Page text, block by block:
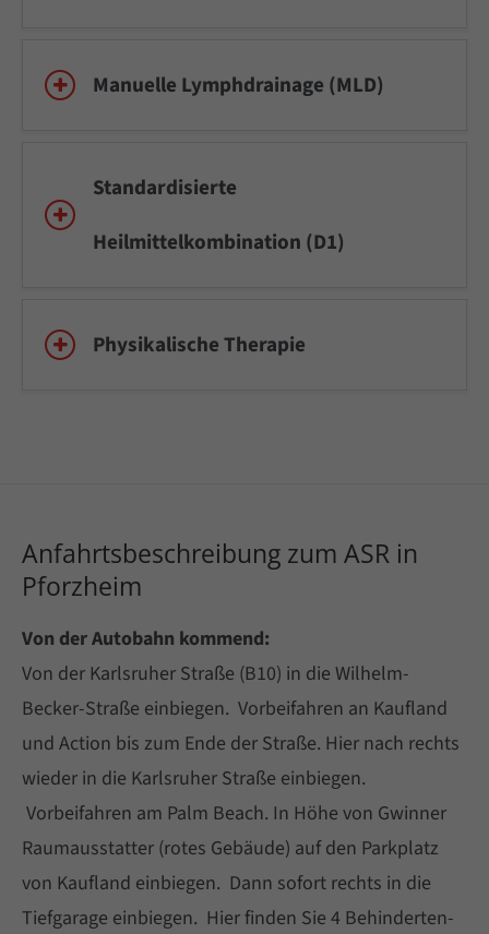
Manuelle Lymphdrainage (MLD)
Standardisierte
Heilmittelkombination (D1)
Physikalische Therapie
Anfahrtsbeschreibung zum ASR in
Pforzheim
Von der Autobahn kommend:
Von der Karlsruher Straße (B10) in die Wilhelm-
Becker-Straße einbiegen. Vorbeifahren an Kaufland
und Action bis zum Ende der Straße. Hier nach rechts
wieder in die Karlsruher Straße einbiegen.
Vorbeifahren am Palm Beach. In Höhe von Gwinner
Raumausstatter (rotes Gebäude) auf den Parkplatz
von Kaufland einbiegen. Dann sofort rechts in die
Tiefgarage einbiegen. Hier finden Sie 4 Behinderten-